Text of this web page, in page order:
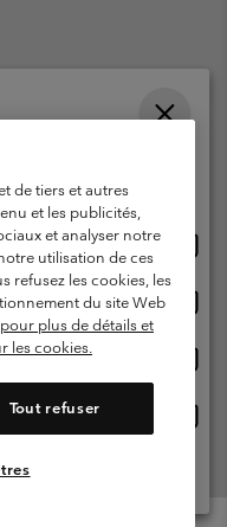
français ›
Garantie
inhoud
Impressum
de tiers et autres
et les publicités,
et analyser notre
utilisation de ces
refusez les cookies, les
du site Web
plus de détails et
les cookies.
Tout refuser